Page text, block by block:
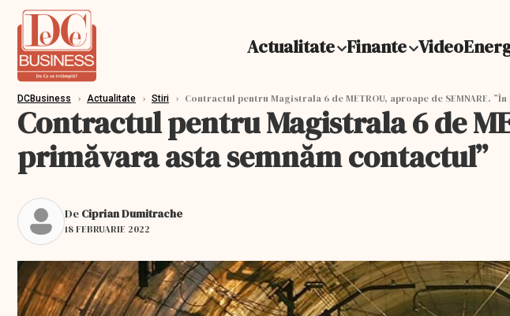
Actualitate Finante Video
DCBusiness › Actualitate › Stiri › Contractul pentru Magistrala 6 de METROU, aproape de SEMNARE.
Contractul pentru Magistrala 6 de
primăvara asta semnăm contactul”
De Ciprian Dumitrache
18 FEBRUARIE 2022